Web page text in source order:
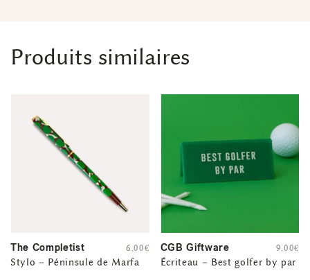
Produits similaires
The Completist
Stylo – Péninsule de Marfa
6,00€ CGB Giftware
Écriteau – Best golfer by par
9,00€